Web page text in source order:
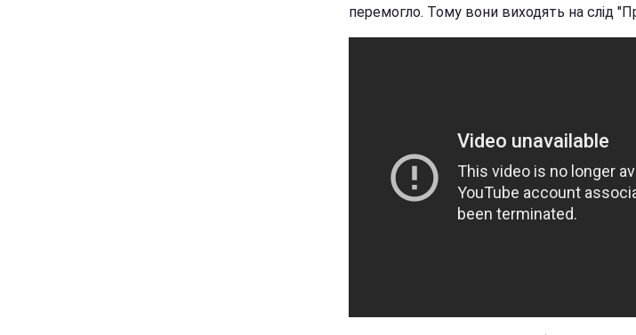
перемогло. Тому вони виходять на слід